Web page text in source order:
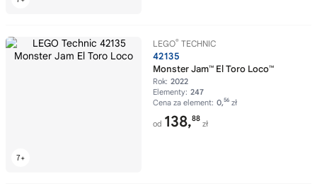
LEGO® TECHNIC
42135
Monster Jam™ El Toro Loco™
Rok: 2022
Elementy: 247
Cena za element: 0,56 zł
od 138,88
zł